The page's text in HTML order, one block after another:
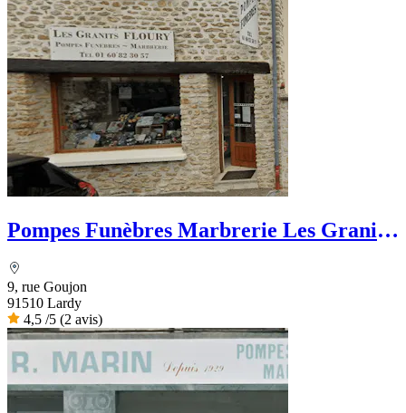
Pompes Funèbres Marbrerie Les Granits
9, rue Goujon
91510 Lardy
4,5 /5 (2 avis)